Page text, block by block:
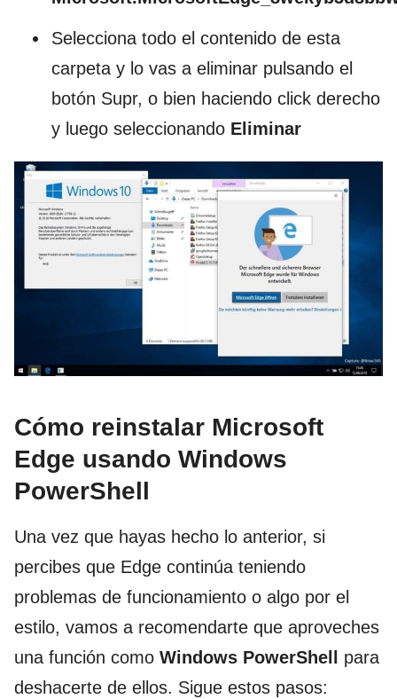
Selecciona todo el contenido de esta
carpeta y lo vas a eliminar pulsando el
botón Supr, o bien haciendo click derecho
y luego seleccionando Eliminar
Cómo reinstalar Microsoft
Edge usando Windows
PowerShell
Una vez que hayas hecho lo anterior, si
percibes que Edge continúa teniendo
problemas de funcionamiento o algo por el
estilo, vamos a recomendarte que aproveches
una función como Windows PowerShell para
deshacerte de ellos. Sigue estos pasos: